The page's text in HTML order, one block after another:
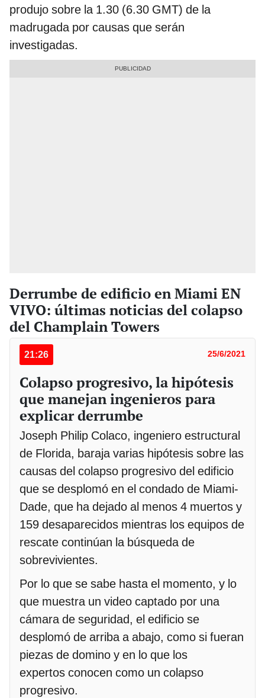
produjo sobre la 1.30 (6.30 GMT) de la
madrugada por causas que serán
investigadas.
Derrumbe de edificio en Miami EN
VIVO: últimas noticias del colapso
del Champlain Towers
21:26 25/6/2021
Colapso progresivo, la hipótesis
que manejan ingenieros para
explicar derrumbe
Joseph Philip Colaco, ingeniero estructural
de Florida, baraja varias hipótesis sobre las
causas del colapso progresivo del edificio
que se desplomó en el condado de Miami-
Dade, que ha dejado al menos 4 muertos y
159 desaparecidos mientras los equipos de
rescate continúan la búsqueda de
sobrevivientes.
Por lo que se sabe hasta el momento, y lo
que muestra un video captado por una
cámara de seguridad, el edificio se
desplomó de arriba a abajo, como si fueran
piezas de domino y en lo que los
expertos conocen como un colapso
progresivo.